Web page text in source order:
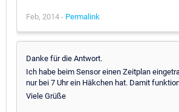
Feb, 2014 - Permalink
Danke für die Antwort.
Ich habe beim Sensor einen Zeitplan
nur bei 7 Uhr ein Häkchen hat. Damit
Viele Grüße